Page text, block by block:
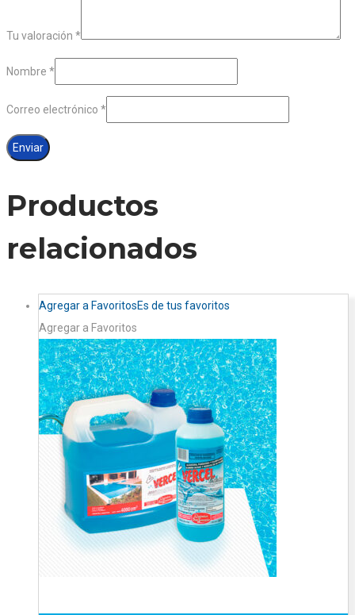
Tu valoración *
Nombre *
Correo electrónico *
Productos
relacionados
Agregar a FavoritosEs de tus favoritos
Agregar a Favoritos